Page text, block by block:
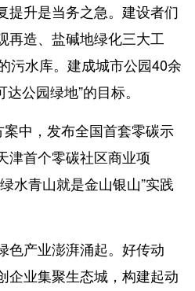
升是当务之急。建设者们
再造、盐碱地绿化三大工
污水库。建成城市公园40余
公园绿地”的目标。
中，发布全国首套零碳示
津首个零碳社区商业项
水青山就是金山银山”实践
产业澎湃涌起。好传动
企业集聚生态城，构建起动